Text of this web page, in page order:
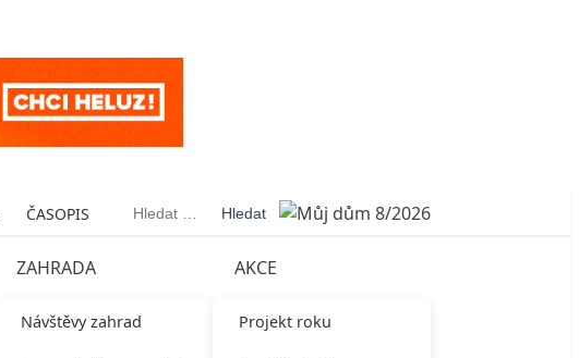
ČASOPIS Vyhledávání
ZAHRADA
Návštěvy zahrad
AKCE
Projekt roku